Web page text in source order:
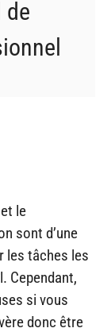
de
le
sont d’une
les tâches les
Cependant,
si vous
donc être